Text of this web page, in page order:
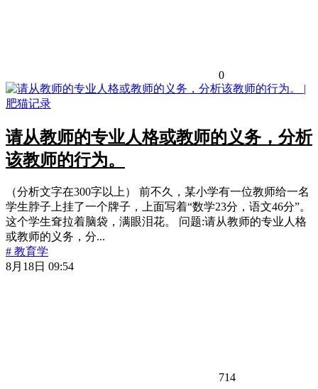
0
请从教师的专业人格或教师的义务，分析
该教师的行为。
（分析文字在300字以上） 前不久，某小学有一位教师给一名
学生脖子上挂了一个牌子，上面写着“数学23分，语文46分”。
这个学生耷拉着脑袋，满眼泪花。 问题:请从教师的专业人格
或教师的义务，分...
# 教育学
8月18日 09:54
714